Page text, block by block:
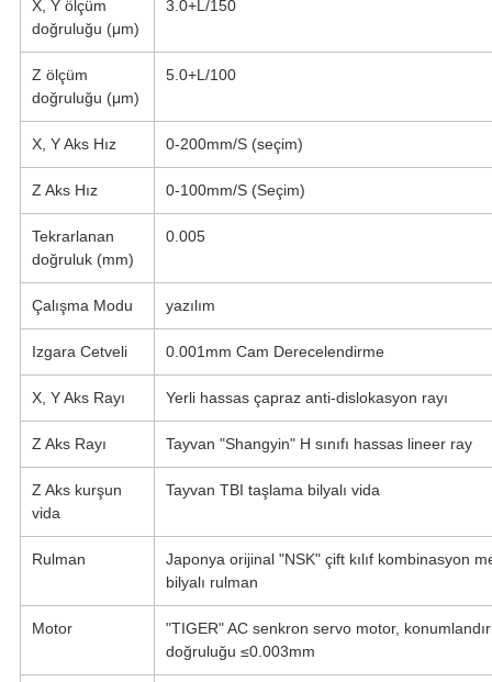
X, Y ölçüm
doğruluğu (μm)
3.0+L/150
Z ölçüm
doğruluğu (μm)
5.0+L/100
X, Y Aks Hız 0-200mm/S (seçim)
Z Aks Hız 0-100mm/S (Seçim)
Tekrarlanan
doğruluk (mm)
0.005
Çalışma Modu yazılım
Izgara Cetveli 0.001mm Cam Derecelendirme
X, Y Aks Rayı Yerli hassas çapraz anti-dislokasyon rayı
Z Aks Rayı Tayvan "Shangyin" H sınıfı hassas lineer ray
Z Aks kurşun
vida
Tayvan TBI taşlama bilyalı vida
Rulman
Japonya orijinal "NSK" çift kılıf kombinasyon
bilyalı rulman
Motor
"TIGER" AC senkron servo motor,
doğruluğu ≤0.003mm